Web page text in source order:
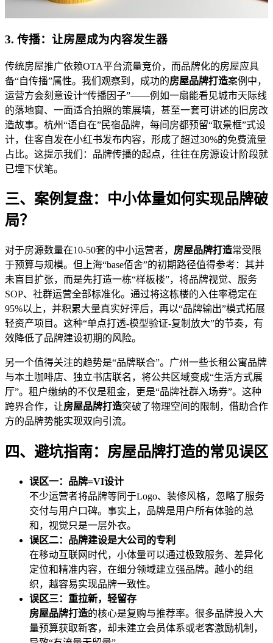
3. 传播：让房屋成为内容发生器
传统房屋推广依赖OTA平台流量竞价，而品牌化的房屋应具
备“自传播”属性。我们观察到，成功的房屋品牌打造案例中，
运营方会刻意设计“传播因子”——例如一扇能看见城市天际线
的落地窗、一面适合拍照的策展墙，甚至一套可讲述的旧房改
造故事。杭州“语自在”民宿品牌，每间房都预留“取景框”式设
计，住客自发在小红书发布内容，形成了超过30%的免费流量
占比。这提示我们：品牌传播的起点，往往在房源设计阶段就
已埋下伏笔。
三、案例复盘：中小体量如何实现品牌破
局？
对于房源数量在10-50套的中小运营者， 房屋品牌打造常受限
于预算与规模。但上海“base佰舍”的初期路径值得参考：其并
未盲目扩张，而是先打造一栋“样板楼”，将品牌视觉、服务
SOP、社群运营全部标准化。通过将这栋楼的入住率稳定在
95%以上，并积累大量真实好评后，再以“品牌输出”模式拓展
轻资产项目。这种“单点打透-模型验证-复制放大”的节奏，有
效降低了品牌建设初期的风险。
另一个值得关注的趋势是“品牌联合”。广州一些长租公寓品牌
与本土咖啡店、独立书店联名，将公共区域变成“生活方式展
厅”。租户缴纳的不仅是租金，更是“品牌社群入场券”。这种
跨界合作，让房屋品牌打造突破了物理空间的限制，借助合作
方的品牌势能实现双向引流。
四、避坑指南：房屋品牌打造的常见误区
误区一：品牌=VI设计
不少运营者将品牌等同于Logo、装修风格，忽略了服务
交付与用户口碑。事实上，品牌是用户所有体验的总
和，视觉只是一层外衣。
误区二：品牌建设是大公司的专利
在移动互联网时代，小体量可以通过极致服务、差异化
定位和精准内容，在细分领域建立强品牌。越小的组
织，越容易实现品牌一致性。
误区三：重拉新，轻留存
房屋品牌打造的核心是复购与推荐率。很多品牌投入大
量预算获取新客，却未建立会员体系或老客激励机制，